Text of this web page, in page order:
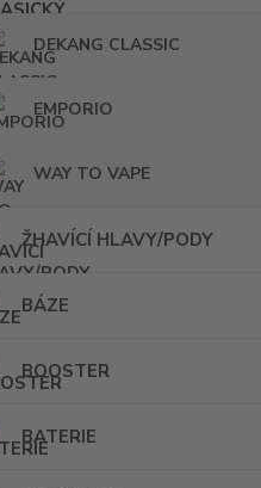
DEKANG CLASSIC
EMPORIO
WAY TO VAPE
ŽHAVÍCÍ HLAVY/PODY
BÁZE
BOOSTER
BATERIE